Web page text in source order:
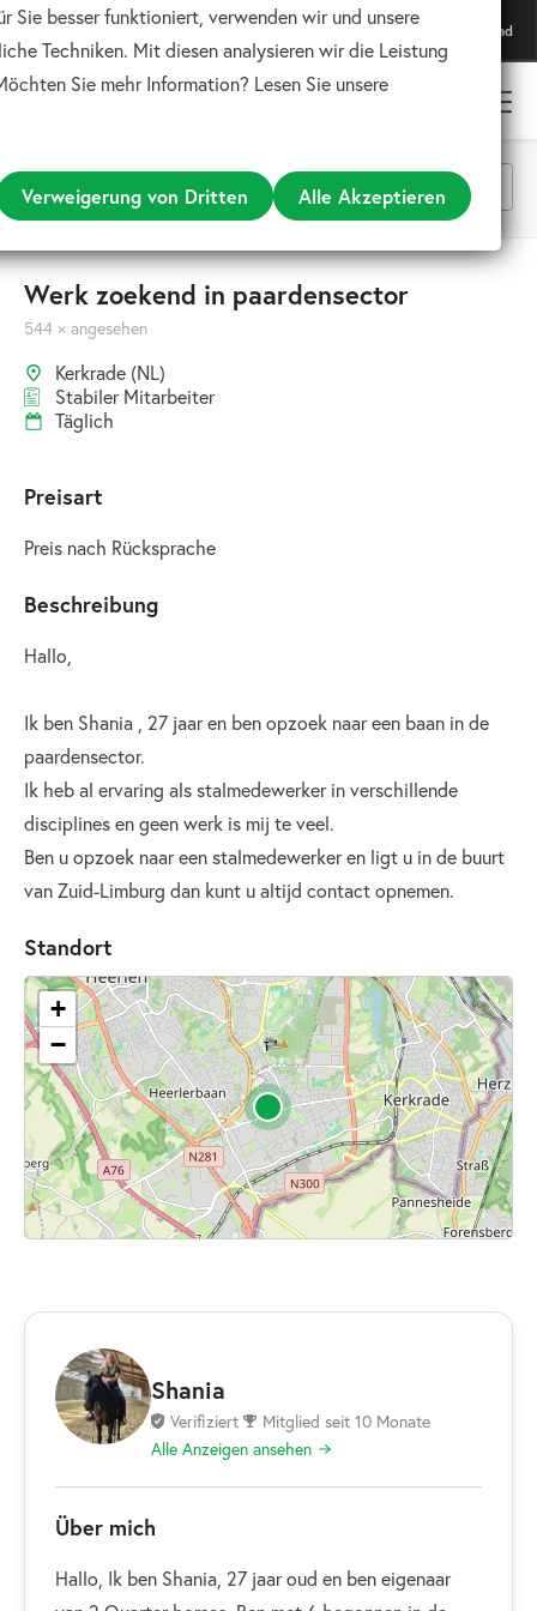
Lade unsere App herunter
Für das beste Erlebnis
Download
Alle Kategorien
Werk zoekend in paardensector
544 × angesehen
Kerkrade (NL)
Stabiler Mitarbeiter
Täglich
Preisart
Preis nach Rücksprache
Beschreibung
Hallo,
Ik ben Shania , 27 jaar en ben opzoek naar een baan in de
paardensector.
Ik heb al ervaring als stalmedewerker in verschillende
disciplines en geen werk is mij te veel.
Ben u opzoek naar een stalmedewerker en ligt u in de buurt
van Zuid-Limburg dan kunt u altijd contact opnemen.
Standort
+
−
Shania
Verifiziert
Mitglied seit 10 Monate
Alle Anzeigen ansehen
Über mich
Hallo, Ik ben Shania, 27 jaar oud en ben eigenaar
Sie besser funktioniert, verwenden wir und unsere
Techniken. Mit diesen analysieren wir die Leistung
Sie mehr Information? Lesen Sie unsere
Verweigerung von Dritten Alle Akzeptieren